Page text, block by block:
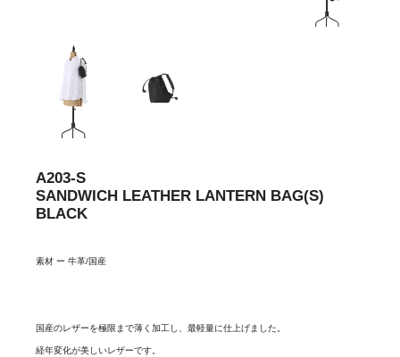
A203-S
SANDWICH LEATHER LANTERN BAG(S)
BLACK
素材 ー 牛革/国産
国産のレザーを極限まで薄く加工し、最軽量に仕上げました。
経年変化が美しいレザーです。